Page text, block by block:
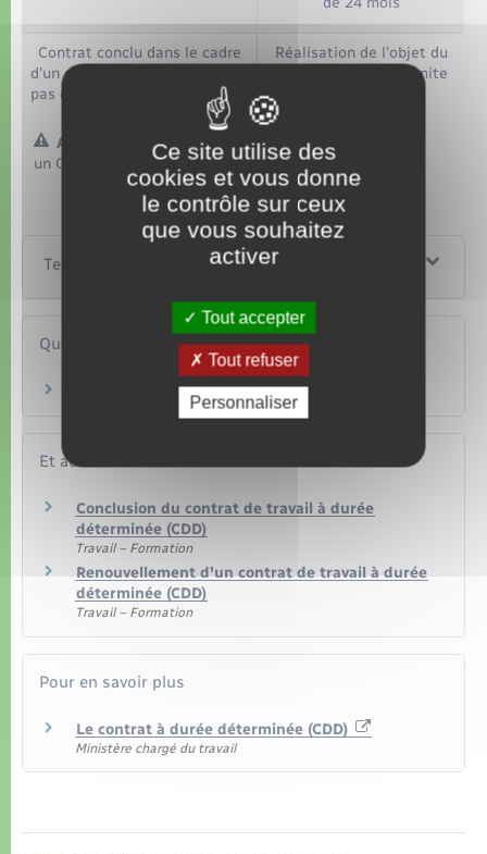
Contrat conclu dans le cadre
d'un emploi pour lequel il n'est
pas d'usage de recourir au CDI
Réalisation de l'objet du
contrat et dans la limite
Attention :
un CDD sans terme précis ne peut pas être renouvelé.
Textes de référence
Questions ? Réponses !
Un arrêt de travail prolonge-t-il un CDD ?
Et aussi
Conclusion du contrat de travail à durée
déterminée (CDD)
Travail – Formation
Renouvellement d'un contrat de travail à durée
déterminée (CDD)
Travail – Formation
Pour en savoir plus
Le contrat à durée déterminée (CDD)
Ministère chargé du travail
Ce site utilise des
cookies et vous donne
le contrôle sur ceux
que vous souhaitez
activer
Tout accepter
Tout refuser
Personnaliser